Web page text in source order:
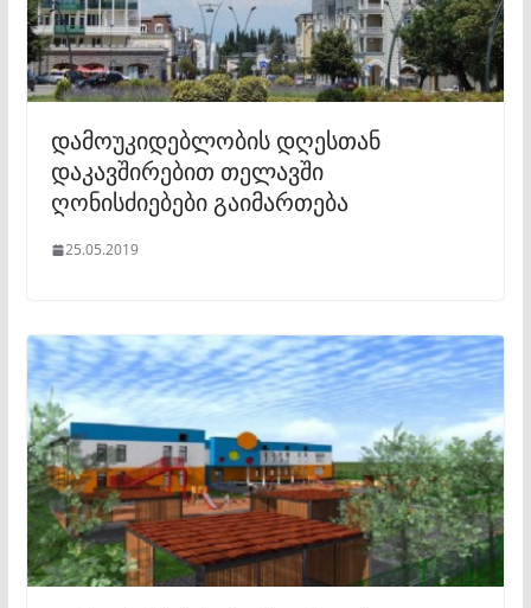
დამოუკიდებლობის დღესთან
დაკავშირებით თელავში
ღონისძიებები გაიმართება
25.05.2019